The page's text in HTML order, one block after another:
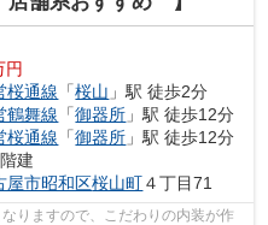
円
桜通線 「桜山 」駅 徒歩2分
鶴舞線 「御器所 」駅 徒歩12分
桜通線 「御器所 」駅 徒歩12分
建
屋市昭和区桜山町４丁目71
りますので、こだわりの内装が作